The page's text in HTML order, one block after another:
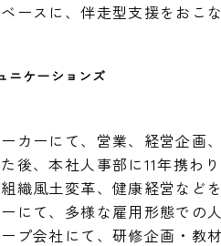
ースに、伴走型支援をおこな
ニケーションズ
カーにて、営業、経営企画
後、本社人事部に11年携わ
織風土変革、健康経営など
にて、多様な雇用形態での
プ会社にて、研修企画・教